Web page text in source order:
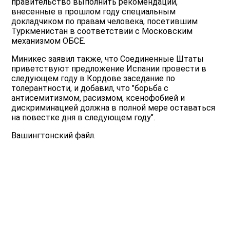
правительство выполнить рекомендации,
внесенные в прошлом году специальным
докладчиком по правам человека, посетившим
Туркменистан в соответствии с Московским
механизмом ОБСЕ.
Миникес заявил также, что Соединенные Штаты
приветствуют предложение Испании провести в
следующем году в Кордове заседание по
толерантности, и добавил, что "борьба с
антисемитизмом, расизмом, ксенофобией и
дискриминацией должна в полной мере оставаться
на повестке дня в следующем году".
Вашингтонский файл.